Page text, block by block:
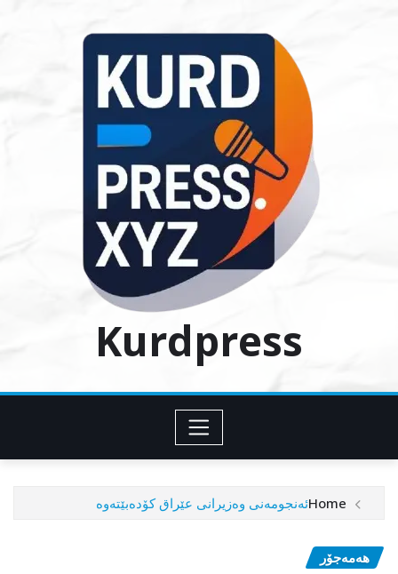
Kurdpress
Homeئەنجومەنی وەزیرانی عێراق کۆدەبێتەوە
هەمەجۆر